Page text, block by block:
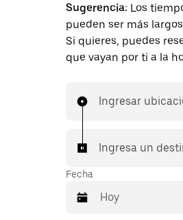
Sugerencia: Los
pueden ser más
Si quieres, puedes
que vayan por ti a la
Ingresar
Ingresa un
Fecha